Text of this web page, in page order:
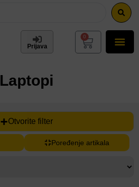
Prijava
0
Laptopi
Otvorite filter
Poređenje artikala